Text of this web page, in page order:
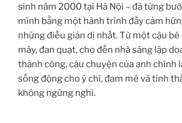
sinh năm 2000 tại Hà Nội – đã từng
mình bằng một hành trình đầy cảm
những điều giản dị nhất. Từ một cậu bé
mây, đan quạt, cho đến nhà sáng lập
thành công, câu chuyện của anh chính
sống động cho ý chí, đam mê và tinh
không ngừng nghỉ.